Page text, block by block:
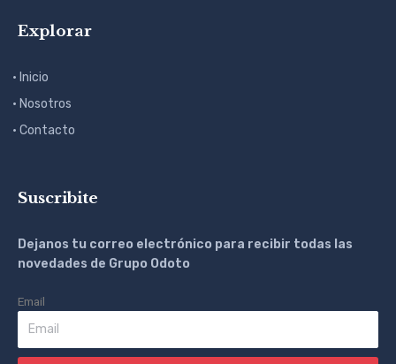
Explorar
· Inicio
· Nosotros
· Contacto
Suscribite
Dejanos tu correo electrónico para recibir todas las
novedades de Grupo Odoto
Email